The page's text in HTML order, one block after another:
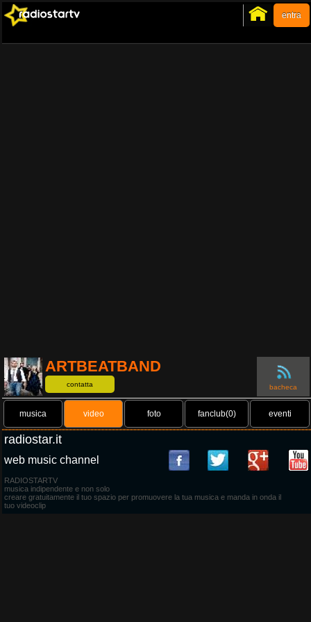
entra
ARTBEATBAND
contatta bacheca
musica video foto fanclub(0) eventi
radiostar.it
web music channel
RADIOSTARTV
musica indipendente e non solo
creare gratuitamente il tuo spazio per promuovere la tua musica e manda in onda il
tuo videoclip